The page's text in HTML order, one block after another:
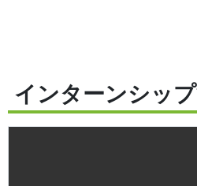
インターンシッ